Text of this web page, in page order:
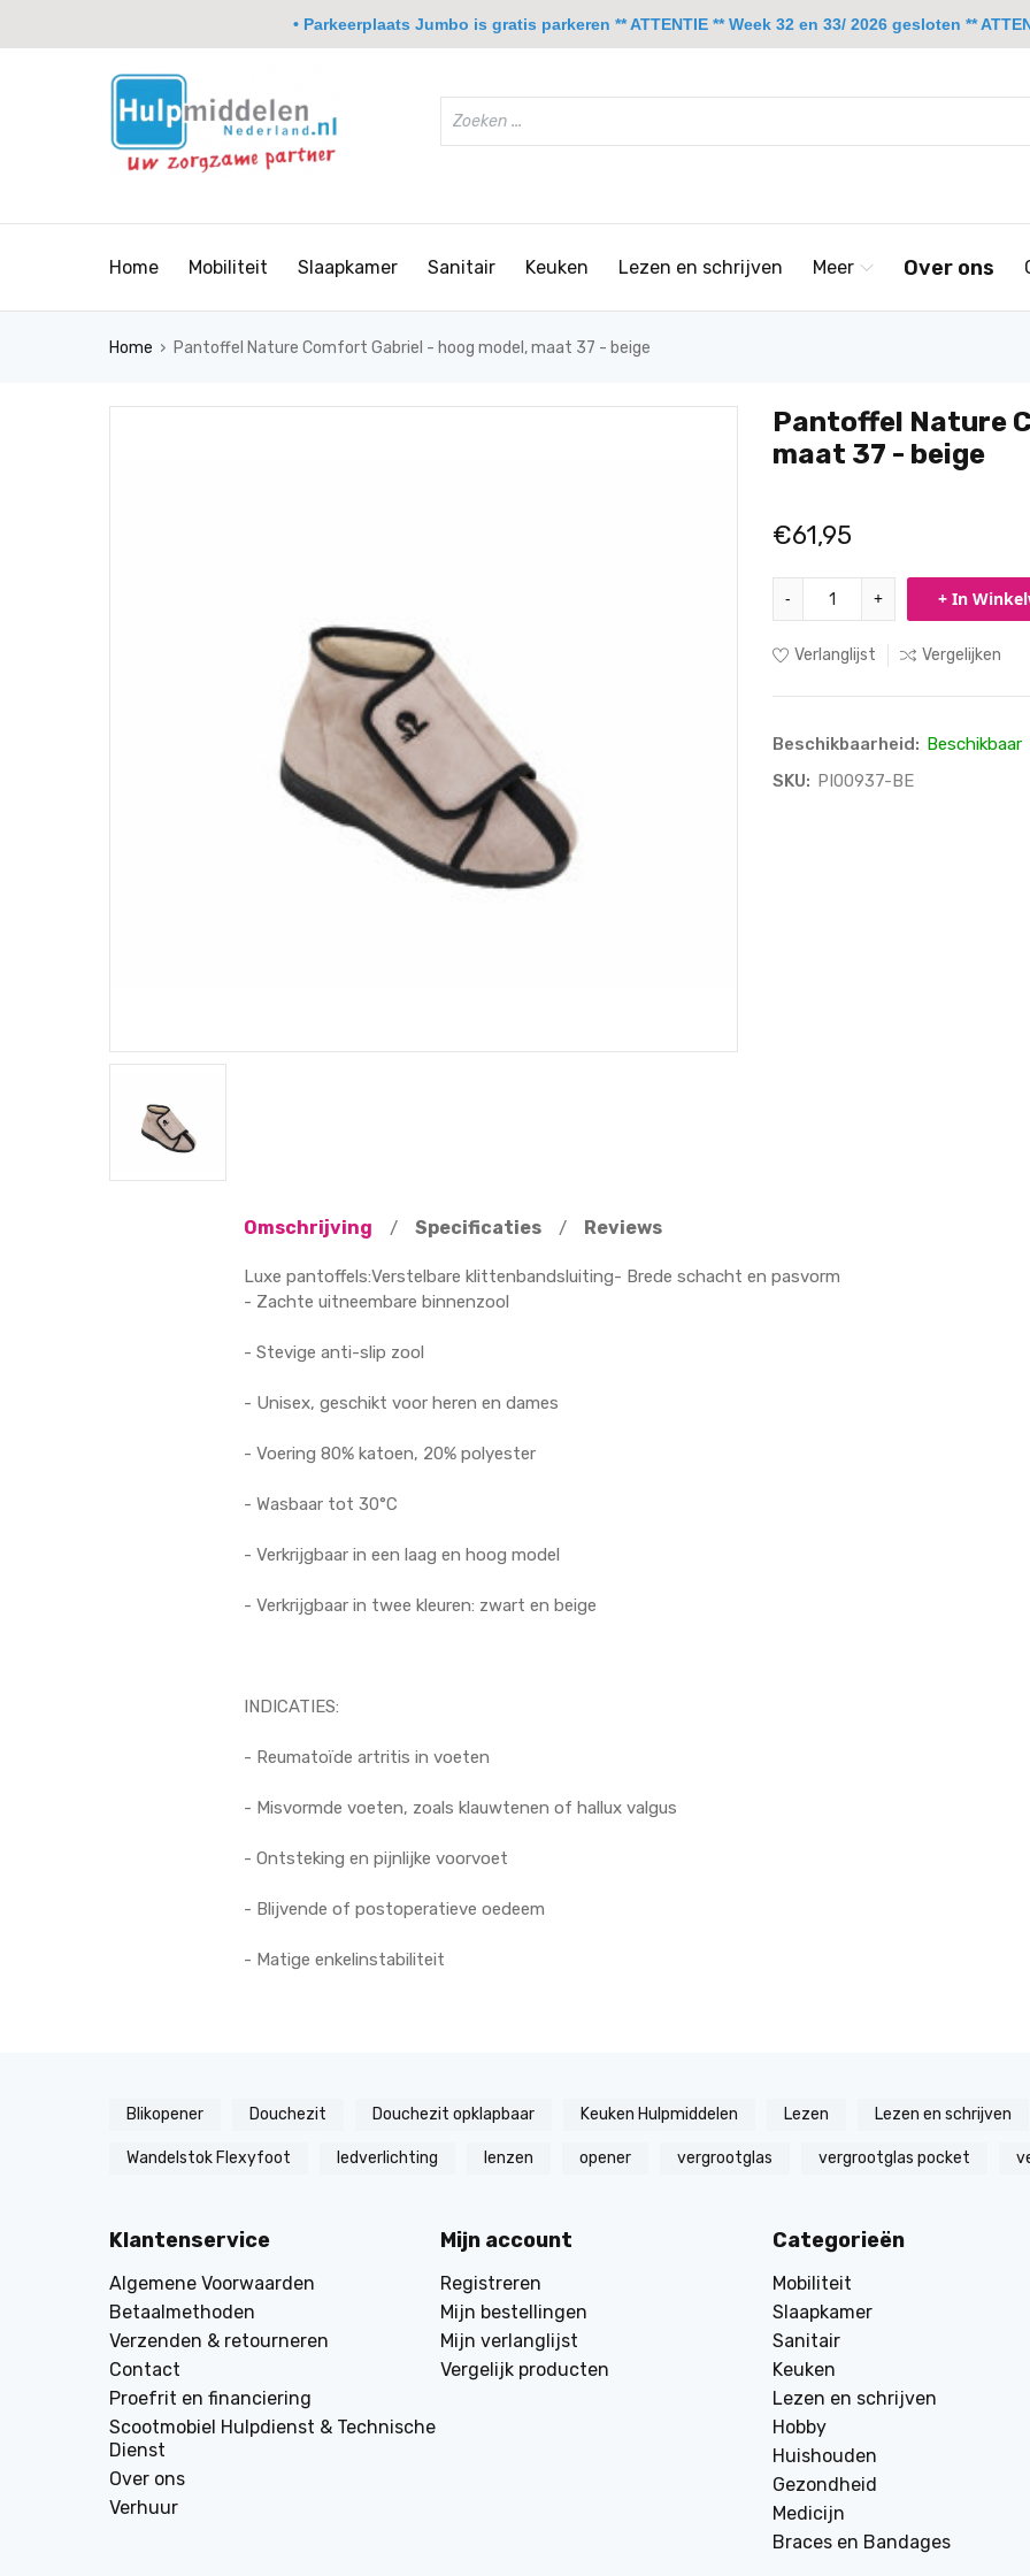
Home Mobiliteit Slaapkamer Sanitair Keuken Lezen en schrijven Meer Over ons
Home › Pantoffel Nature Comfort Gabriel - hoog model, maat 37 - beige
Pantoffel Nature
maat 37 - beige
€61,95
- + + In
Verlanglijst Vergelijken
Beschikbaarheid: Beschikbaar
SKU: PI00937-BE
Omschrijving / Specificaties / Reviews
Luxe pantoffels:Verstelbare klittenbandsluiting- Brede schacht en pasvorm
- Zachte uitneembare binnenzool
- Stevige anti-slip zool
- Unisex, geschikt voor heren en dames
- Voering 80% katoen, 20% polyester
- Wasbaar tot 30°C
- Verkrijgbaar in een laag en hoog model
- Verkrijgbaar in twee kleuren: zwart en beige
INDICATIES:
- Reumatoïde artritis in voeten
- Misvormde voeten, zoals klauwtenen of hallux valgus
- Ontsteking en pijnlijke voorvoet
- Blijvende of postoperatieve oedeem
- Matige enkelinstabiliteit
Blikopener Douchezit Douchezit opklapbaar Keuken Hulpmiddelen Lezen Lezen en schrijven
Wandelstok Flexyfoot ledverlichting lenzen opener vergrootglas vergrootglas pocket
Klantenservice
Algemene Voorwaarden
Betaalmethoden
Verzenden & retourneren
Contact
Proefrit en financiering
Scootmobiel Hulpdienst & Technische
Dienst
Over ons
Verhuur
Mijn account
Registreren
Mijn bestellingen
Mijn verlanglijst
Vergelijk producten
Categorieën
Mobiliteit
Slaapkamer
Sanitair
Keuken
Lezen en schrijven
Hobby
Huishouden
Gezondheid
Medicijn
Braces en Bandages
• Parkeerplaats Jumbo is gratis parkeren ** ATTENTIE ** Week 32 en 33/ 2026 gesloten **